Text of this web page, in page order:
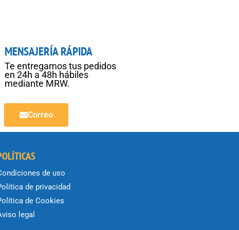
MENSAJERÍA RÁPIDA
Te entregamos tus pedidos
en 24h a 48h hábiles
mediante MRW.
Correo
de uso
de privacidad
de Cookies
legal